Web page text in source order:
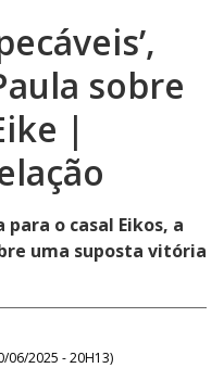
sobre
|
o casal Eikos, a
uma suposta vitória
06/2025 - 20H13)